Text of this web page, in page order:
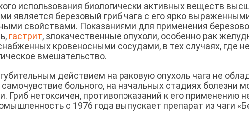
использования биологически активных веществ
является березовый гриб чага с его ярко
свойствами. Показаниями для применения
гастрит, злокачественные опухоли, особенно рак
кровеносными сосудами, в тех случаях, где
вмешательство.
действием на раковую опухоль чага не
больного, на начальных стадиях болезни
Гриб нетоксичен, противопоказаний к его применению
с 1976 года выпускает препарат из чаги